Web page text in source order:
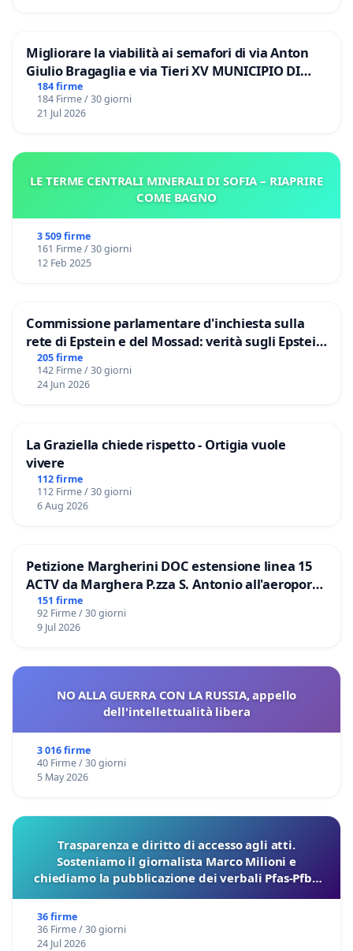
Migliorare la viabilità ai semafori di via Anton
Giulio Bragaglia e via Tieri XV MUNICIPIO DI
ROMA
184 firme
184 Firme / 30 giorni
21 Jul 2026
LE TERME CENTRALI MINERALI DI SOFIA – RIAPRIRE
COME BAGNO
3 509 firme
161 Firme / 30 giorni
12 Feb 2025
Commissione parlamentare d'inchiesta sulla
rete di Epstein e del Mossad: verità sugli Epstein
Files
205 firme
142 Firme / 30 giorni
24 Jun 2026
La Graziella chiede rispetto - Ortigia vuole
vivere
112 firme
112 Firme / 30 giorni
6 Aug 2026
Petizione Margherini DOC estensione linea 15
ACTV da Marghera P.zza S. Antonio all'aeroporto
Marco Polo tariffa a € 1,50
151 firme
92 Firme / 30 giorni
9 Jul 2026
NO ALLA GUERRA CON LA RUSSIA, appello
dell'intellettualità libera
3 016 firme
40 Firme / 30 giorni
5 May 2026
Trasparenza e diritto di accesso agli atti.
Sosteniamo il giornalista Marco Milioni e
chiediamo la pubblicazione dei verbali Pfas-Pfba
36 firme
36 Firme / 30 giorni
24 Jul 2026